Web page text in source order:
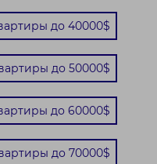
до 40000$
до 50000$
до 60000$
до 70000$